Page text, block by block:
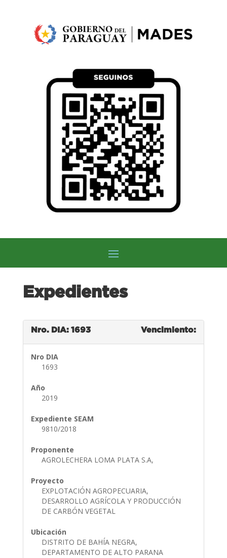
Expedientes
Nro. DIA: 1693 Vencimiento:
Nro DIA
1693
Año
2019
Expediente SEAM
9810/2018
Proponente
AGROLECHERA LOMA PLATA S.A,
Proyecto
EXPLOTACIÓN AGROPECUARIA,
DESARROLLO AGRÍCOLA Y PRODUCCIÓN
DE CARBÓN VEGETAL
Ubicación
DISTRITO DE BAHÍA NEGRA,
DEPARTAMENTO DE ALTO PARANA